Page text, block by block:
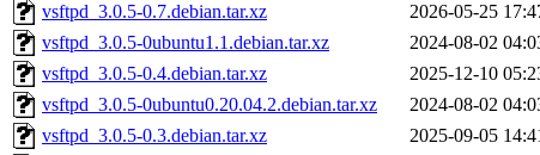
vsftpd_3.0.5-0.7.debian.tar.xz
2026-05-25
vsftpd_3.0.5-0ubuntu1.1.debian.tar.xz
2024-08-02
vsftpd_3.0.5-0.4.debian.tar.xz
2025-12-10
vsftpd_3.0.5-0ubuntu0.20.04.2.debian.tar.xz
2024-08-02
vsftpd_3.0.5-0.3.debian.tar.xz
2025-09-05